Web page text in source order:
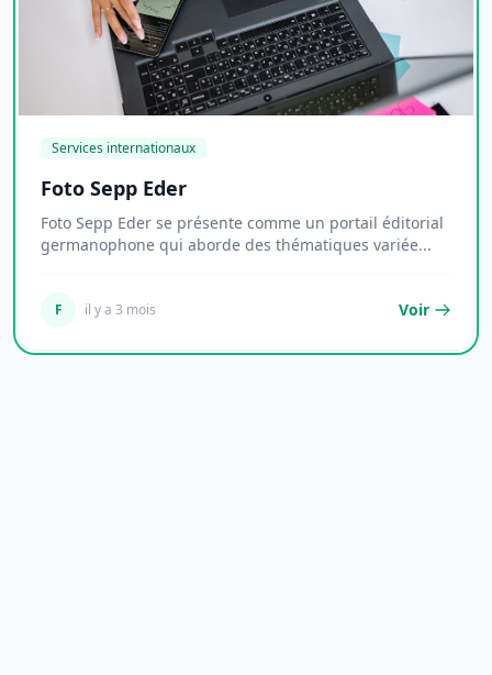
Services internationaux
Foto Sepp Eder
Foto Sepp Eder se présente comme un portail éditorial
germanophone qui aborde des thématiques variée...
F il y a 3 mois Voir